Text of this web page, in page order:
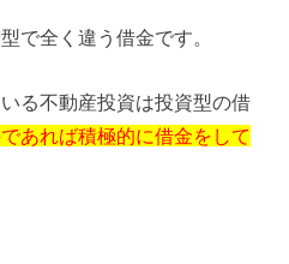
で全く違う借金です。
る不動産投資は投資型の借
あれば積極的に借金をして